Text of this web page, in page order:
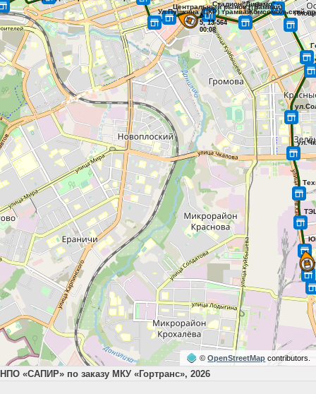
©OpenStreetMap contributors.
НПО «САПИР» по заказу МКУ «Гортранс», 2026